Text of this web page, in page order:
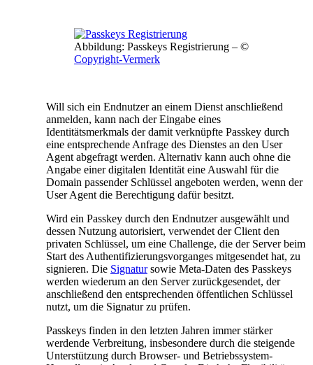
Abbildung: Passkeys Registrierung – ©
Copyright-Vermerk
Will sich ein Endnutzer an einem Dienst anschließend
anmelden, kann nach der Eingabe eines
Identitätsmerkmals der damit verknüpfte Passkey durch
eine entsprechende Anfrage des Dienstes an den User
Agent abgefragt werden. Alternativ kann auch ohne die
Angabe einer digitalen Identität eine Auswahl für die
Domain passender Schlüssel angeboten werden, wenn der
User Agent die Berechtigung dafür besitzt.
Wird ein Passkey durch den Endnutzer ausgewählt und
dessen Nutzung autorisiert, verwendet der Client den
privaten Schlüssel, um eine Challenge, die der Server beim
Start des Authentifizierungsvorganges mitgesendet hat, zu
signieren. Die Signatursowie Meta-Daten des Passkeys
werden wiederum an den Server zurückgesendet, der
anschließend den entsprechenden öffentlichen Schlüssel
nutzt, um die Signatur zu prüfen.
Passkeys finden in den letzten Jahren immer stärker
werdende Verbreitung, insbesondere durch die steigende
Unterstützung durch Browser- und Betriebssystem-